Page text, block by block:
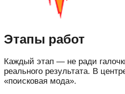
Этапы работ
Каждый этап — не ради
реального результата. В
«поисковая мода».